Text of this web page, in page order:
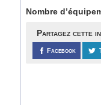
Nombre
Partagez cette
Facebook